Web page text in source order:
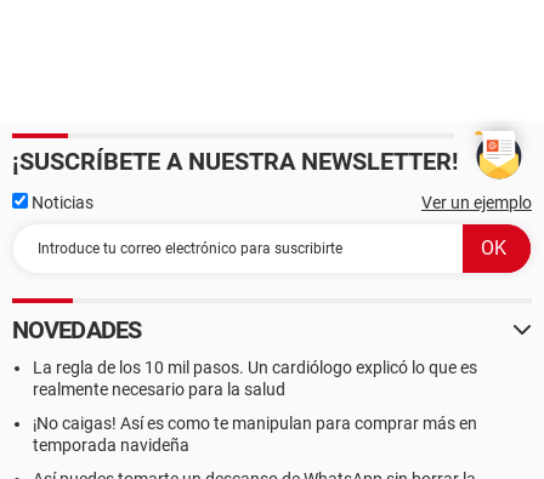
¡SUSCRÍBETE A NUESTRA NEWSLETTER!
Noticias Ver un ejemplo
NOVEDADES
La regla de los 10 mil pasos. Un cardiólogo explicó lo que es
realmente necesario para la salud
¡No caigas! Así es como te manipulan para comprar más en
temporada navideña